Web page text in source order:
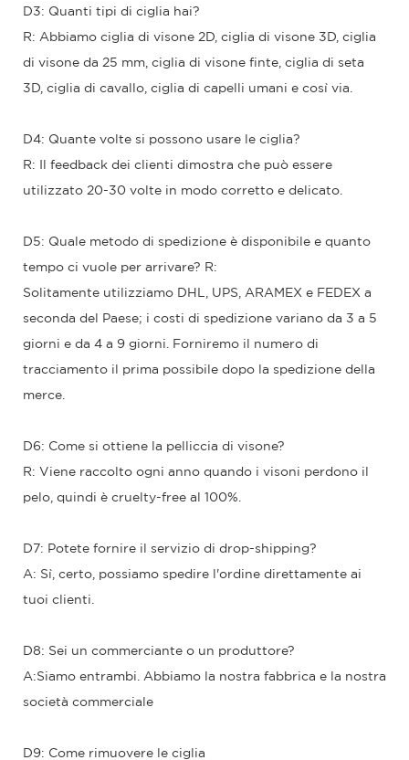
D3: Quanti tipi di ciglia hai?
R: Abbiamo ciglia di visone 2D, ciglia di visone 3D, ciglia
di visone da 25 mm, ciglia di visone finte, ciglia di seta
3D, ciglia di cavallo, ciglia di capelli umani e così via.
D4: Quante volte si possono usare le ciglia?
R: Il feedback dei clienti dimostra che può essere
utilizzato 20-30 volte in modo corretto e delicato.
D5: Quale metodo di spedizione è disponibile e quanto
tempo ci vuole per arrivare? R:
Solitamente utilizziamo DHL, UPS, ARAMEX e FEDEX a
seconda del Paese; i costi di spedizione variano da 3 a 5
giorni e da 4 a 9 giorni. Forniremo il numero di
tracciamento il prima possibile dopo la spedizione della
merce.
D6: Come si ottiene la pelliccia di visone?
R: Viene raccolto ogni anno quando i visoni perdono il
pelo, quindi è cruelty-free al 100%.
D7: Potete fornire il servizio di drop-shipping?
A: Sì, certo, possiamo spedire l'ordine direttamente ai
tuoi clienti.
D8: Sei un commerciante o un produttore?
A:Siamo entrambi. Abbiamo la nostra fabbrica e la nostra
società commerciale
D9: Come rimuovere le ciglia